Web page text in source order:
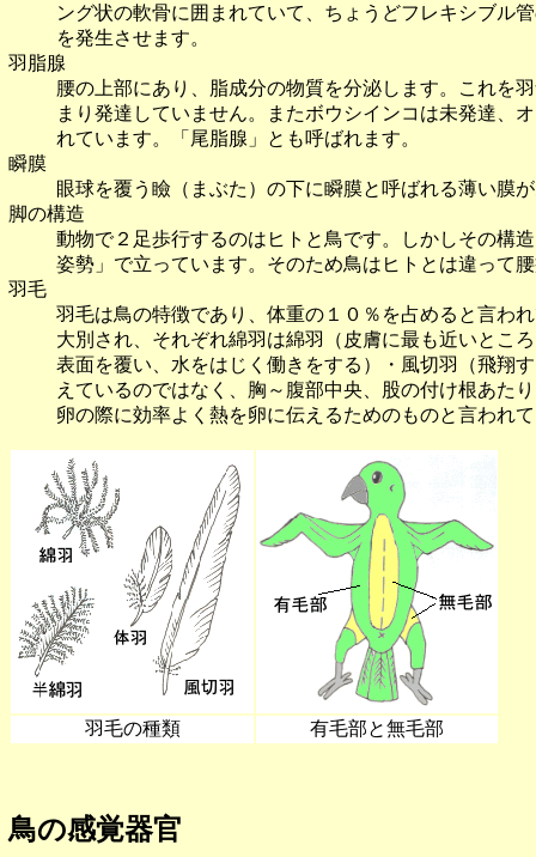
ング状の軟骨に囲まれていて、ちょうどフレキシブル
を発生させます。
羽脂腺
腰の上部にあり、脂成分の物質を分泌します。これを
まり発達していません。またボウシインコは未発達、
れています。「尾脂腺」とも呼ばれます。
瞬膜
眼球を覆う瞼（まぶた）の下に瞬膜と呼ばれる薄い膜
脚の構造
動物で２足歩行するのはヒトと鳥です。しかしその構
姿勢」で立っています。そのため鳥はヒトとは違って
羽毛
羽毛は鳥の特徴であり、体重の１０％を占めると言わ
大別され、それぞれ綿羽は綿羽（皮膚に最も近いとこ
表面を覆い、水をはじく働きをする）・風切羽（飛翔
えているのではなく、胸～腹部中央、股の付け根あた
卵の際に効率よく熱を卵に伝えるためのものと言われ
羽毛の種類 有毛部と無毛部
鳥の感覚器官